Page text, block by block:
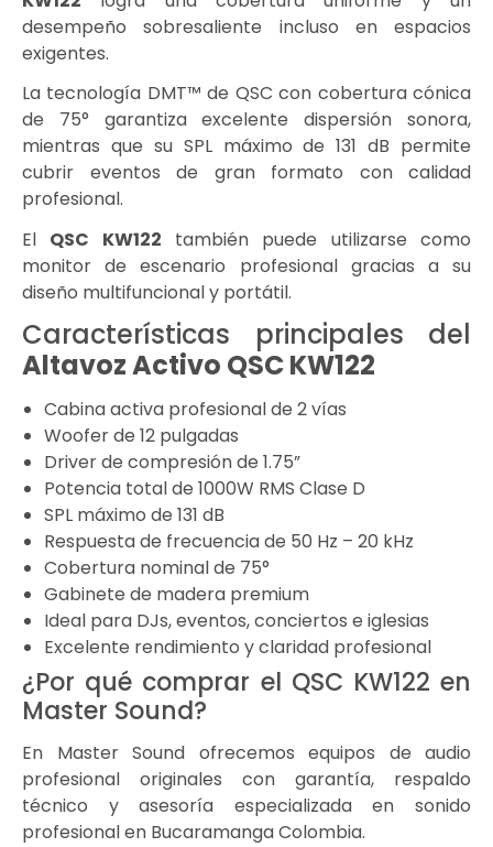
desempeño sobresaliente incluso en espacios
exigentes.
La tecnología DMT™ de QSC con cobertura cónica
de 75° garantiza excelente dispersión sonora,
mientras que su SPL máximo de 131 dB permite
cubrir eventos de gran formato con calidad
profesional.
El QSC KW122 también puede utilizarse como
monitor de escenario profesional gracias a su
diseño multifuncional y portátil.
Características principales del
Altavoz Activo QSC KW122
Cabina activa profesional de 2 vías
Woofer de 12 pulgadas
Driver de compresión de 1.75”
Potencia total de 1000W RMS Clase D
SPL máximo de 131 dB
Respuesta de frecuencia de 50 Hz – 20 kHz
Cobertura nominal de 75°
Gabinete de madera premium
Ideal para DJs, eventos, conciertos e iglesias
Excelente rendimiento y claridad profesional
¿Por qué comprar el QSC KW122 en
Master Sound?
En Master Sound ofrecemos equipos de audio
profesional originales con garantía, respaldo
técnico y asesoría especializada en sonido
profesional en Bucaramanga Colombia.